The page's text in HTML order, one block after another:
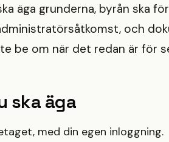
äga grunderna, byrån ska
och
be om när det redan är för
ska äga
med din egen inloggning.